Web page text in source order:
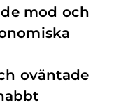
mod och
oväntade